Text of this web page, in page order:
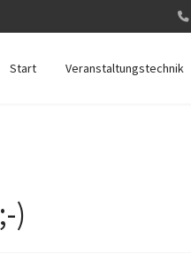
Start Veranstaltungstechnik
)